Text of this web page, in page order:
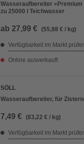
Wasseraufbereiter
zu 25000 l Teichwasser
ab 27,99 € (55,98 € / kg)
Verfügbarkeit im Markt
Online ausverkauft
SÖLL
Wasseraufbereiter, für
7,49 € (83,22 € / kg)
Verfügbarkeit im Markt